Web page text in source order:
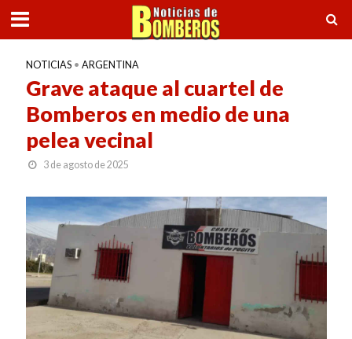
NOTICIAS • ARGENTINA
Grave ataque al cuartel de
Bomberos en medio de una
pelea vecinal
3 de agosto de 2025